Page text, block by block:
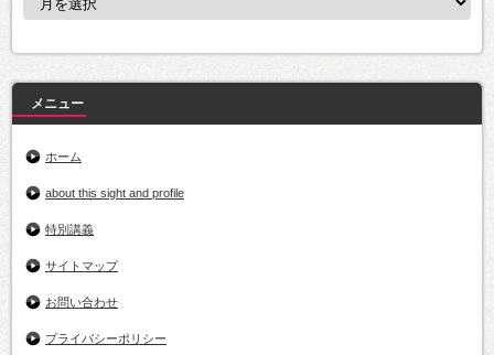
ブ
メニュー
ホーム
about this sight and profile
特別講義
サイトマップ
お問い合わせ
プライバシーポリシー